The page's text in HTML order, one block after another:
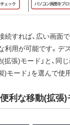
続すれば、広い画面
利用が可能です。デ
拡張)モード」と、同
モード」を選んで使
利な移動(拡張)